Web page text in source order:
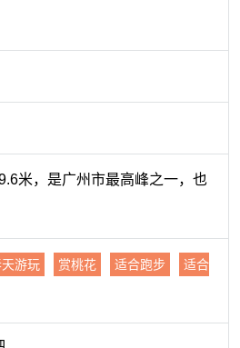
米，是广州市最高峰之一，也
游玩 赏桃花 适合跑步 适合